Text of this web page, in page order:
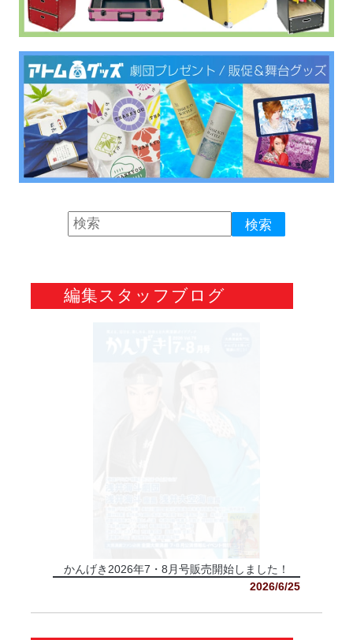
編集スタッフブログ
かんげき2026年7・8月号販売開始しました！
2026/6/25